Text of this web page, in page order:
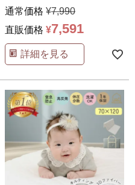
…
通常価格 ¥7,990
直販価格 ¥7,591
詳細を見る